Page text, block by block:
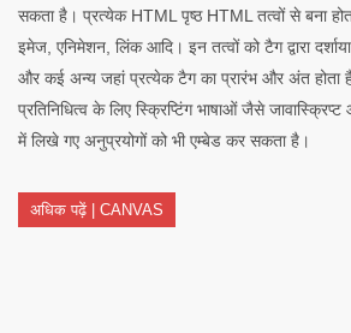
सकता है। प्रत्येक HTML पृष्ठ HTML तत्वों से बना
इमेज, एनिमेशन, लिंक आदि। इन तत्वों को टैग द्वारा
और कई अन्य जहां प्रत्येक टैग का प्रारंभ और अंत
प्रतिनिधित्व के लिए स्क्रिप्टिंग भाषाओं जैसे
में लिखे गए अनुप्रयोगों को भी एम्बेड कर सकता है।
अधिक पढ़ें | CANVAS